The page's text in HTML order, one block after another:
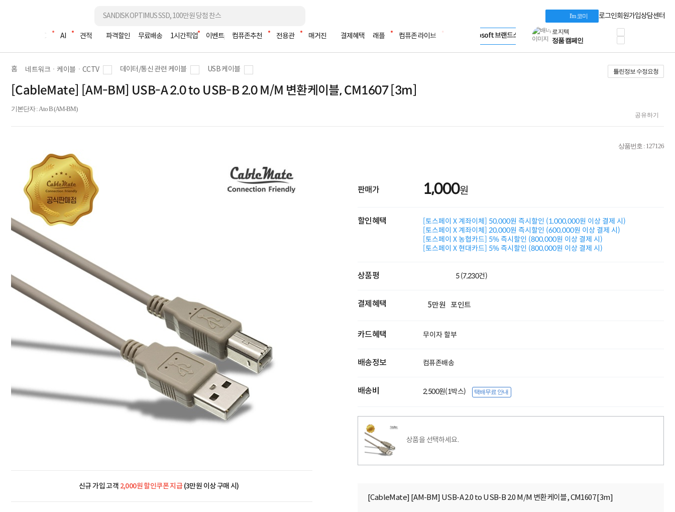
I'm 코미 로그인회원가입상담센터
조립PC AI 견적 파격할인 무료배송 1시간픽업 이벤트 컴퓨존추천 전용관 매거진 결제혜택 래플 컴퓨존 라이브
Microsoft 브랜드스토어
AMD 브랜드스토어
Intel 브랜드스토어
타협 없는 게이밍
HP OMEN
로지텍
정품 캠페인
삼성 키보드&마우스
시스코 스위칭허브
누적 금액 별
적립금 페이백!
Dell 구매왕
홈 네트워크ㆍ케이블ㆍCCTV 데이터/통신 관련 케이블 USB 케이블 틀린정보 수정요청
[CableMate] [AM-BM] USB-A 2.0 to USB-B 2.0 M/M 변환케이블, CM1607 [3m]
기본단자 : A to B (AM-BM)
공유하기
신규 가입 고객 2,000원 할인쿠폰 지급(3만원 이상 구매 시)
상품번호 : 127126
판매가 1,000원
할인혜택
[토스페이 X 계좌이체] 50,000원 즉시할인 (1,000,000원 이상 결제 시)
[토스페이 X 계좌이체] 20,000원 즉시할인 (600,000원 이상 결제 시)
[토스페이 X 농협카드] 5% 즉시할인 (800,000원 이상 결제 시)
[토스페이 X 현대카드] 5% 즉시할인 (800,000원 이상 결제 시)
상품평 5 (7,230건)
결제혜택 5만원 포인트
카드혜택 무이자 할부
배송정보 컴퓨존배송
배송비 2,500원(1박스) 택배무료 안내
상품을 선택하세요.
[CableMate] [AM-BM] USB-A 2.0 to USB-B 2.0 M/M 변환케이블, CM1607 [3m]